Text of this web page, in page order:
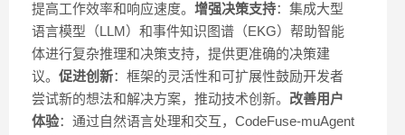
提高工作效率和响应速度。 增强决策支持：集成大型
语言模型（LLM）和事件知识图谱（EKG）帮助智能
体进行复杂推理和决策支持，提供更准确的决策建
议。 促进创新：框架的灵活性和可扩展性鼓励开发者
尝试新的想法和解决方案，推动技术创新。 改善用户
体验：通过自然语言处理和交互，CodeFuse-muAgent